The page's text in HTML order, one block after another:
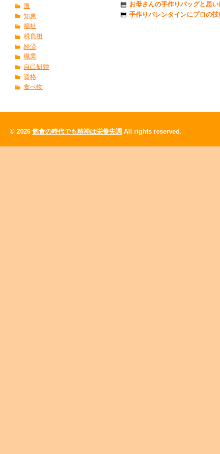
お母さんの手作りバッグと思い
手作りバレンタインにプロの技
海
知恵
福祉
税負担
経済
職業
自己研鑚
資格
食べ物
© 2026 飽食の時代でも精神は栄養失調 All rights reserved.